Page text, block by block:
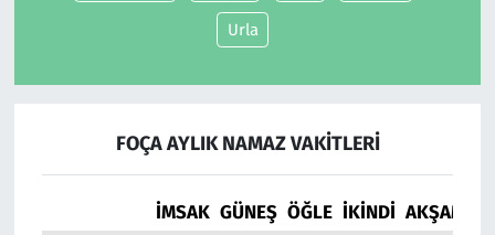
Urla
FOÇA AYLIK NAMAZ VAKITLERI
İMSAK GÜNEŞ ÖĞLE İKINDI AKŞAM